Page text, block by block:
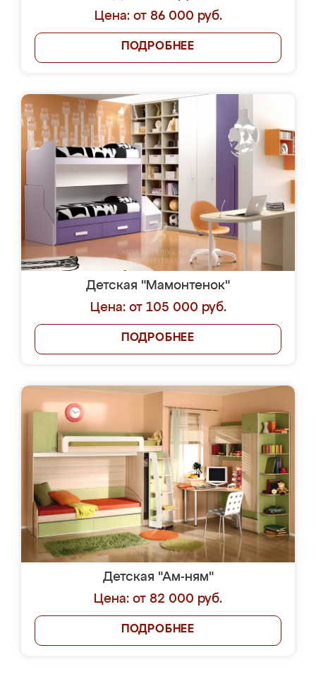
Цена: от 86 000 руб.
ПОДРОБНЕЕ
Детская "Мамонтенок"
Цена: от 105 000 руб.
ПОДРОБНЕЕ
Детская "Ам-ням"
Цена: от 82 000 руб.
ПОДРОБНЕЕ